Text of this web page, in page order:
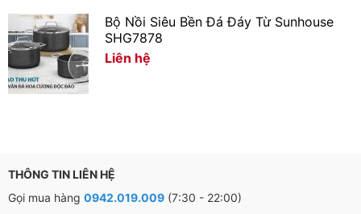
Bộ Nồi Siêu Bền Đá Đáy Từ Sunhouse
SHG7878
Liên hệ
THÔNG TIN LIÊN HỆ
Gọi mua hàng 0942.019.009 (7:30 - 22:00)